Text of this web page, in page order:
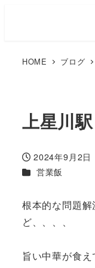
HOME ブログ
上星川駅
投稿日
2024年9月2日
カテゴリー
営業飯
根本的な問題
ど、、、、
旨い中華が食